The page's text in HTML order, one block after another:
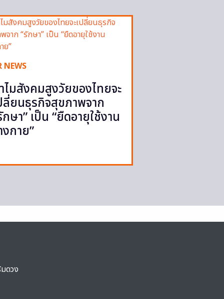
NEWS
ไมสังคมสูงวัยของไทยจะ
ลี่ยนธุรกิจสุขภาพจาก
กษา” เป็น “ยืดอายุใช้งาน
งกาย”
ดวง